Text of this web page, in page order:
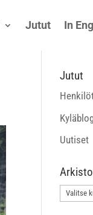
Jutut In
Jutut
Uutiset
Arkistot